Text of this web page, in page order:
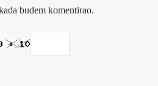
budem komentirao.